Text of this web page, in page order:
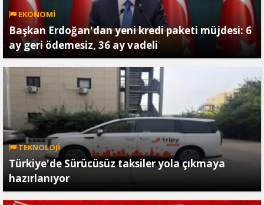
EKONOMİ
Başkan Erdoğan'dan yeni kredi paketi müjdesi: 6
ay geri ödemesiz, 36 ay vadeli
TEKNOLOJİ
Türkiye'de Sürücüsüz taksiler yola çıkmaya
hazırlanıyor